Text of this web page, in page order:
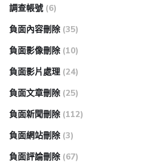
調查帳號 (6)
負面內容刪除 (35)
負面影像刪除 (10)
負面影片處理 (24)
負面文章刪除 (25)
負面新聞刪除 (112)
負面網站刪除 (3)
負面評論刪除 (67)